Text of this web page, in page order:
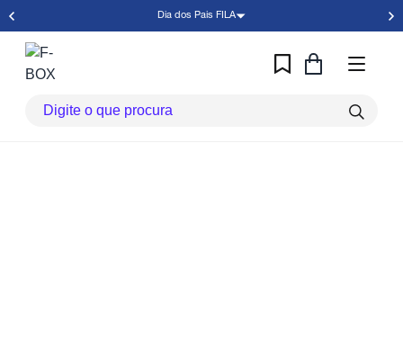
Dia dos Pais FILA